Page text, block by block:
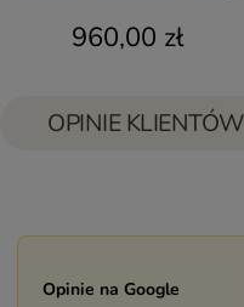
960,00 zł
OPINIE
Opinie na Google
Maryla Maj